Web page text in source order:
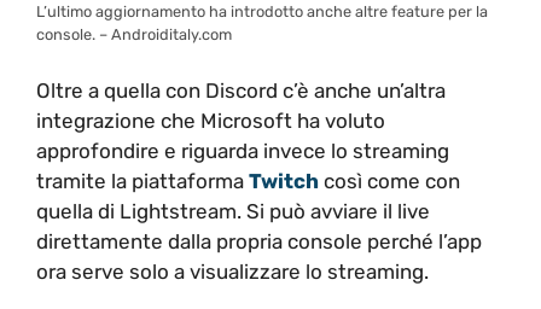
L’ultimo aggiornamento ha introdotto anche altre feature per la
console. – Androiditaly.com
Oltre a quella con Discord c’è anche un’altra
integrazione che Microsoft ha voluto
approfondire e riguarda invece lo streaming
tramite la piattaforma Twitch così come con
quella di Lightstream. Si può avviare il live
direttamente dalla propria console perché l’app
ora serve solo a visualizzare lo streaming.